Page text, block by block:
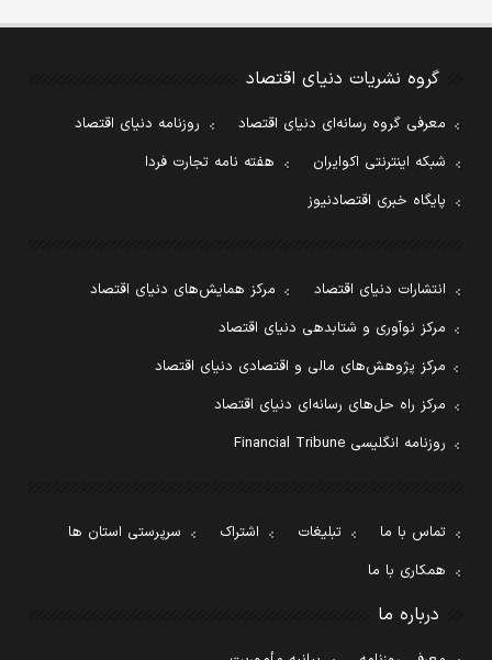
گروه نشریات دنیای اقتصاد
معرفی گروه رسانه‌ای دنیای اقتصاد
روزنامه دنیای اقتصاد
شبکه اینترنتی اکوایران
هفته نامه تجارت فردا
پایگاه خبری اقتصادنیوز
انتشارات دنیای اقتصاد
مرکز همایش‌های دنیای اقتصاد
مرکز نوآوری و شتابدهی دنیای اقتصاد
مرکز پژوهش‌های مالی و اقتصادی دنیای اقتصاد
مرکز راه حل‌های رسانه‌ای دنیای اقتصاد
روزنامه انگلیسی Financial Tribune
تماس با ما تبلیغات اشتراک
سرپرستی استان ها
همکاری با ما
درباره ما